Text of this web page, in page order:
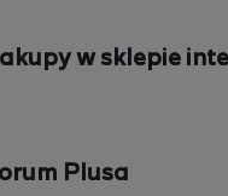
w sklepie
Plusa